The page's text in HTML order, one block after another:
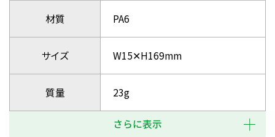
材質 PA6
サイズ W15✕H169mm
質量 23g
さらに表示